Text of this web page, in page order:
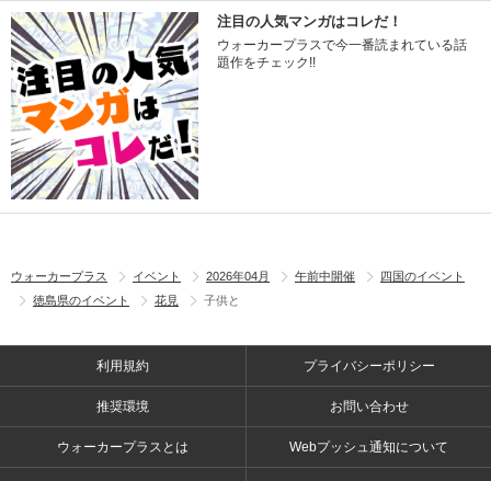
注目の人気マンガはコレだ！
ウォーカープラスで今一番読まれている話
題作をチェック!!
ウォーカープラス イベント 2026年04月 午前中開催
四国のイベント
徳島県のイベント
花見 子供と
利用規約 プライバシーポリシー
推奨環境 お問い合わせ
ウォーカープラスとは Webプッシュ通知について